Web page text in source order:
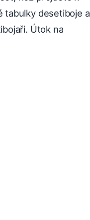
tabulky desetiboje a
Útok na